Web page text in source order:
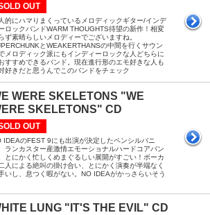
OUT
的にハマりまくっているメロディックギター/インデ
ロックバンドWARM THOUGHTS待望の新作！相変
ず素晴らしいメロディーでございますね。
とWEAKERTHANSの中間を行くサウン
メロディック派にもインディーロックな人どちらに
すすめできるバンド。現在進行形のエモ好きな人も
好きだと思うんでこのバンドをチェック
WERE SKELETONS "WE
SKELETONS" CD
OUT
IDEAのFEST 9にも出演が決定したペンシルバニ
ランカスター産激情エモーショナルハードコアバン
とにかく忙しくめまぐるしい展開がすごい！ボーカ
人による絶叫の掛け合い、とにかく演奏が半端なく
いし、息つく暇がない。NO IDEAがかっさらいそう
LUNG "IT'S THE EVIL" CD